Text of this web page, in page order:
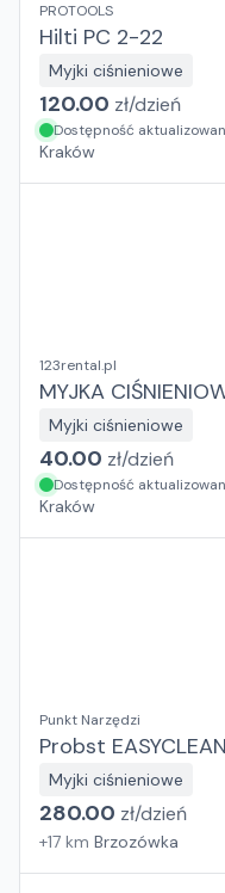
PROTOOLS
Hilti PC 2-22
Myjki ciśnieniowe
120.00 zł/dzień
Dostępność
Kraków
123rental.pl
MYJKA
Myjki ciśnieniowe
40.00 zł/dzień
Dostępność
Kraków
Punkt Narzędzi
Probst
Myjki ciśnieniowe
280.00 zł/dzień
+17 km Brzozówka